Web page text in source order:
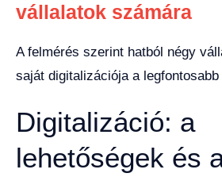
vállalatok számára
A felmérés szerint hatból négy
saját digitalizációja a
Digitalizáció: a
lehetőségek és